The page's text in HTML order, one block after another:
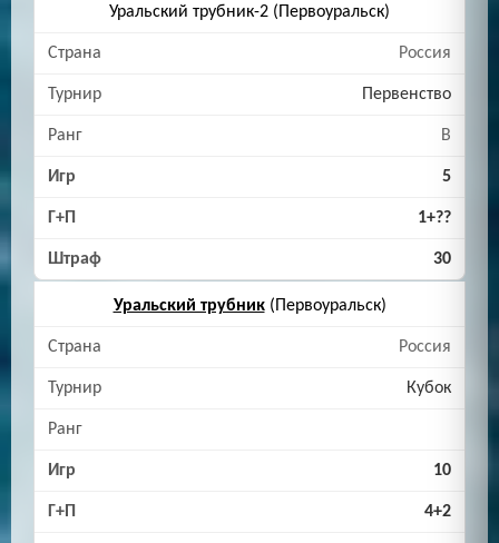
Уральский трубник-2 (Первоуральск)
Россия
Первенство
B
5
1+??
30
Уральский трубник(Первоуральск)
Россия
Кубок
10
4+2